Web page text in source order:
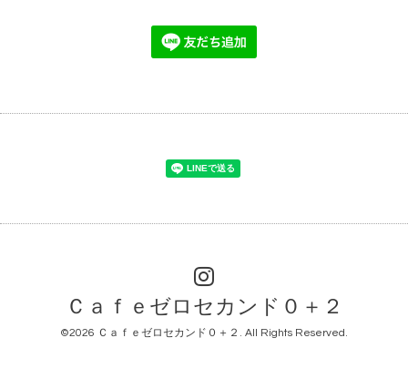
Ｃａｆｅゼロセカンド０＋２
©2026 Ｃａｆｅゼロセカンド０＋２ . All Rights Reserved.